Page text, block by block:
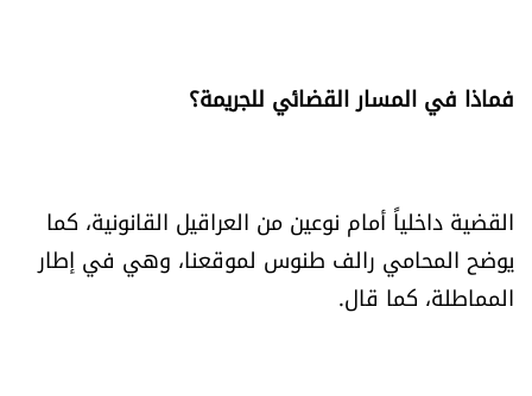
فماذا في المسار القضائي للجريمة؟
القضية داخلياً أمام نوعين من العراقيل القانونية، كما
يوضح المحامي رالف طنوس لموقعنا، وهي في إطار
المماطلة، كما قال.